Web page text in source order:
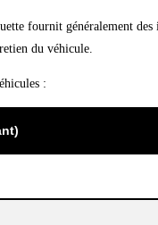
fournit généralement
du véhicule.
: